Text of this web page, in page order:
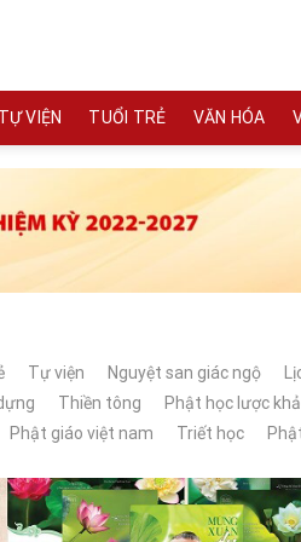
TỰ VIỆN TUỔI TRẺ VĂN HÓA
Tự viện Nguyệt san giác ngộ
Thiền tông Phật học lược
Phật giáo việt nam Triết học